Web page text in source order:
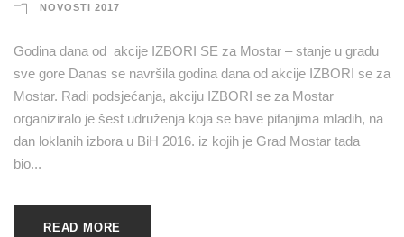
NOVOSTI 2017
Godina dana od akcije IZBORI SE za Mostar – stanje u gradu
sve gore Danas se navršila godina dana od akcije IZBORI se za
Mostar. Radi podsjećanja, akciju IZBORI se za Mostar
organiziralo je šest udruženja koja se bave pitanjima mladih, na
dan loklanih izbora u BiH 2016. iz kojih je Grad Mostar tada
bio...
READ MORE